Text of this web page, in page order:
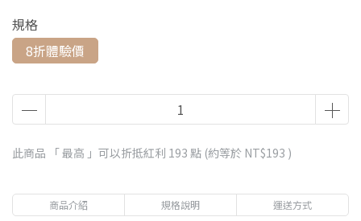
規格
8折體驗價
此商品 「 最高 」可以折抵紅利 193 點 (約等於 NT$193 )
商品介紹 規格說明 運送方式